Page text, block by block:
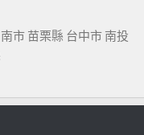
市 苗栗縣 台中市 南投